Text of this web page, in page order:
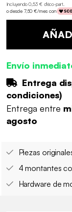
Incluyendo 0,53 € d'éco-part.
o desde 7,50 €/mes con
Envío
Entrega
condiciones)
Entrega entre
agosto
Piezas
4 montantes
Hardware de